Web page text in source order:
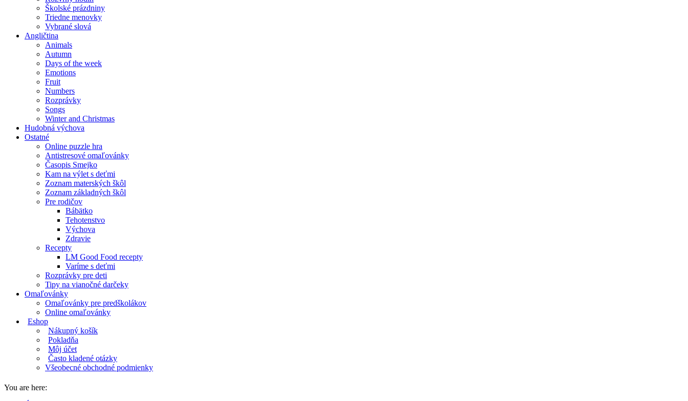
Školské prázdniny
Triedne menovky
Vybrané slová
Angličtina
Animals
Autumn
Days of the week
Emotions
Fruit
Numbers
Rozprávky
Songs
Winter and Christmas
Hudobná výchova
Ostatné
Online puzzle hra
Antistresové omaľovánky
Časopis Smejko
Kam na výlet s deťmi
Zoznam materských škôl
Zoznam základných škôl
Pre rodičov
Bábätko
Tehotenstvo
Výchova
Zdravie
Recepty
LM Good Food recepty
Varíme s deťmi
Rozprávky pre deti
Tipy na vianočné darčeky
Omaľovánky
Omaľovánky pre predškolákov
Online omaľovánky
Eshop
Nákupný košík
Pokladňa
Môj účet
Často kladené otázky
Všeobecné obchodné podmienky
You are here: